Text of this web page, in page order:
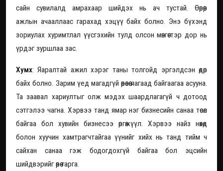
сайн сувилалд амрахаар шийдэх нь ач тустай. Өөрөөр
ажлын ачааллаас гарахад хэцүү байх болно. Энэ бүхэнд
зориулах хуримтлал үүсгэхийн тулд олсон мөнгөө тэр дор нь
үрдэг зуршлаа зас.
Хумх: Яаралтай ажил хэрэг таны толгойд эргэлдсэн өдөр
байх болно. Зарим үед магадгүй өөрөөсөө яагаад байгаагаа асууна.
Та заавал хариултыг олж мэдэх шаардлагагүй ч дотоод
сэтгэлээ чагна. Хэрвээ танд ямар нэг бизнесийн санаа төсөл
байгаа бол хувийн бизнесээ өргөжүүл. Хэрвээ найз нөхөд
болон хуучин хамтрагчтайгаа үүнийг хийх нь танд тийм ч
сайхан санаа гэж бодогдохгүй байгаа бол эцсийн
шийдвэрийг өөрөө гарга.